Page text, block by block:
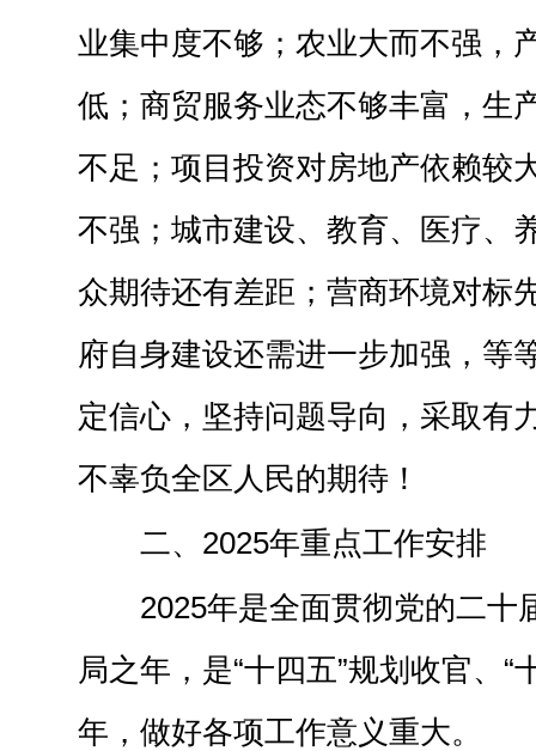
业集中度不够；农业大而不强，
低；商贸服务业态不够丰富，生
不足；项目投资对房地产依赖较
不强；城市建设、教育、医疗、
众期待还有差距；营商环境对标
府自身建设还需进一步加强，等
定信心，坚持问题导向，采取有
不辜负全区人民的期待！
二、2025年重点工作安排
2025年是全面贯彻党的二十
局之年，是“十四五”规划收官、“
年，做好各项工作意义重大。